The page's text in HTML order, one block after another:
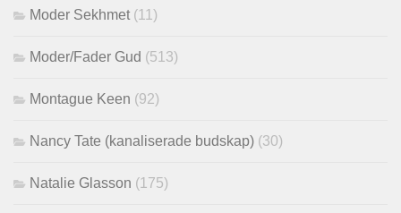
Moder Sekhmet (11)
Moder/Fader Gud (513)
Montague Keen (92)
Nancy Tate (kanaliserade budskap) (30)
Natalie Glasson (175)